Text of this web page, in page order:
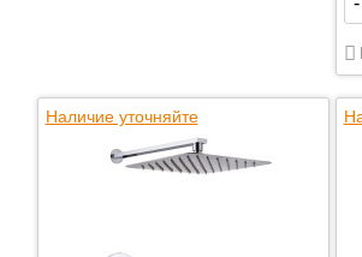
Наличие уточняйте